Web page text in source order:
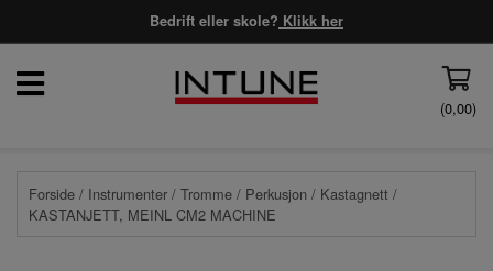
Bedrift eller skole? Klikk her
(0,00)
Forside / Instrumenter / Tromme / Perkusjon / Kastagnett /
KASTANJETT, MEINL CM2 MACHINE